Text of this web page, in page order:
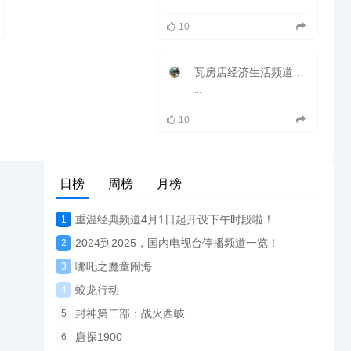
10
10
日榜 周榜 月榜
1 重温经典频道4月1日起开设下午时段啦！
2 2024到2025，国内电视台停播频道一览！
3 哪吒之魔童闹海
4 蛟龙行动
5 封神第二部：战火西岐
6 唐探1900